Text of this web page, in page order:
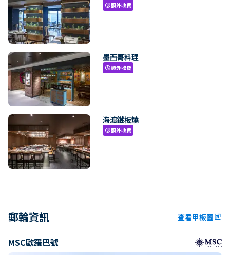
paid額外收費
墨西哥料理
paid額外收費
海渡鐵板燒
paid額外收費
郵輪資訊 查看甲板圖ungroup
MSC歐羅巴號